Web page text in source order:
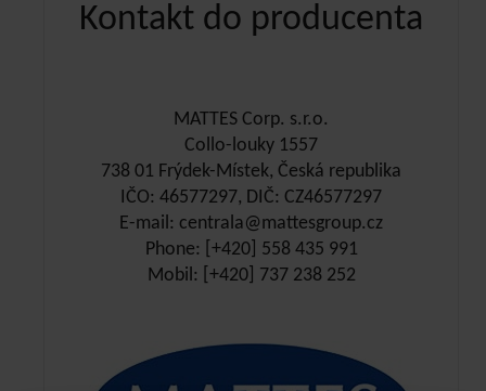
Kontakt do producenta
MATTES Corp. s.r.o.
Collo-louky 1557
738 01 Frýdek-Místek, Česká republika
IČO: 46577297, DIČ: CZ46577297
E-mail: centrala@mattesgroup.cz
Phone: [+420] 558 435 991
Mobil: [+420] 737 238 252